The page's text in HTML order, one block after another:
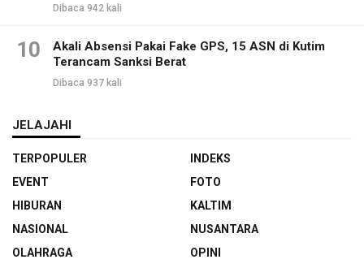
Dibaca 942 kali
10
Akali Absensi Pakai Fake GPS, 15 ASN di Kutim
Terancam Sanksi Berat
Dibaca 937 kali
JELAJAHI
TERPOPULER
INDEKS
EVENT
FOTO
HIBURAN
KALTIM
NASIONAL
NUSANTARA
OLAHRAGA
OPINI